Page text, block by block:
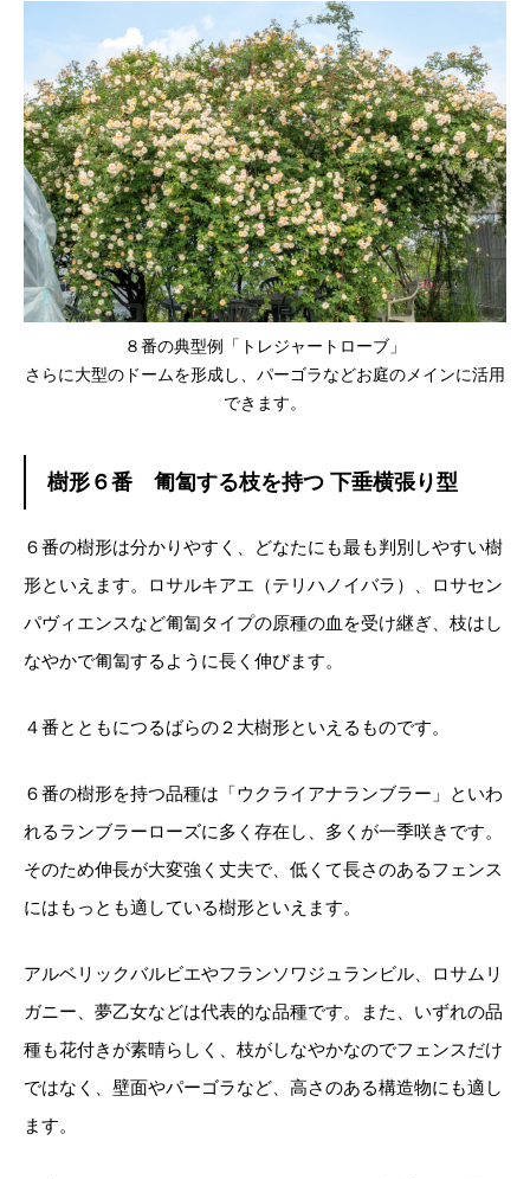
８番の典型例「トレジャートローブ」
さらに大型のドームを形成し、パーゴラなどお庭のメインに活用
できます。
樹形６番 匍匐する枝を持つ 下垂横張り型
６番の樹形は分かりやすく、どなたにも最も判別しやすい樹
形といえます。ロサルキアエ（テリハノイバラ）、ロサセン
パヴィエンスなど匍匐タイプの原種の血を受け継ぎ、枝はし
なやかで匍匐するように長く伸びます。
４番とともにつるばらの２大樹形といえるものです。
６番の樹形を持つ品種は「ウクライアナランブラー」といわ
れるランブラーローズに多く存在し、多くが一季咲きです。
そのため伸長が大変強く丈夫で、低くて長さのあるフェンス
にはもっとも適している樹形といえます。
アルベリックバルビエやフランソワジュランビル、ロサムリ
ガニー、夢乙女などは代表的な品種です。また、いずれの品
種も花付きが素晴らしく、枝がしなやかなのでフェンスだけ
ではなく、壁面やパーゴラなど、高さのある構造物にも適し
ます。